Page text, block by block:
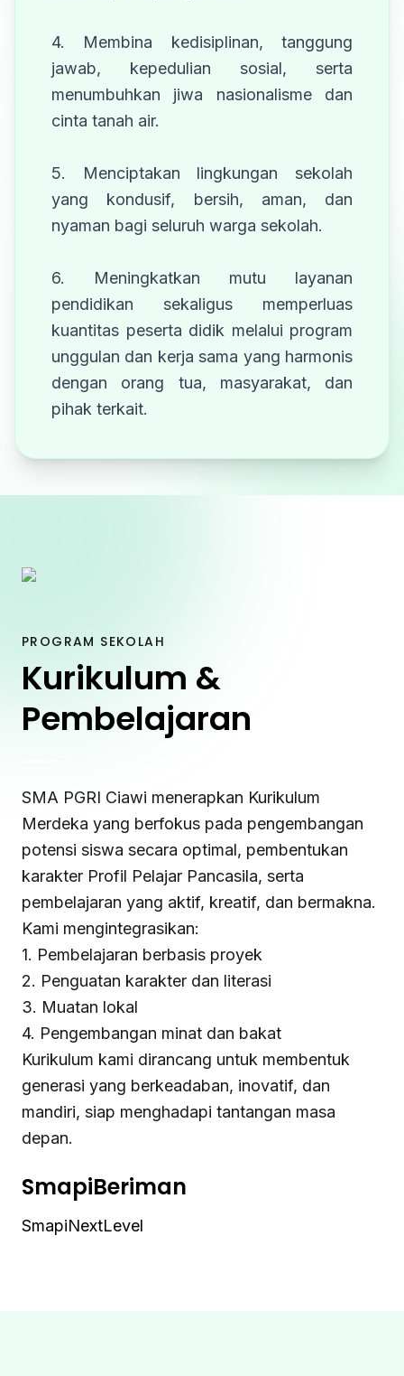
4. Membina kedisiplinan, tanggung
jawab, kepedulian sosial, serta
menumbuhkan jiwa nasionalisme dan
cinta tanah air.
5. Menciptakan lingkungan sekolah
yang kondusif, bersih, aman, dan
nyaman bagi seluruh warga sekolah.
6. Meningkatkan mutu layanan
pendidikan sekaligus memperluas
kuantitas peserta didik melalui program
unggulan dan kerja sama yang harmonis
dengan orang tua, masyarakat, dan
pihak terkait.
PROGRAM SEKOLAH
Kurikulum &
Pembelajaran
SMA PGRI Ciawi menerapkan Kurikulum
Merdeka yang berfokus pada pengembangan
potensi siswa secara optimal, pembentukan
karakter Profil Pelajar Pancasila, serta
pembelajaran yang aktif, kreatif, dan bermakna.
Kami mengintegrasikan:
1. Pembelajaran berbasis proyek
2. Penguatan karakter dan literasi
3. Muatan lokal
4. Pengembangan minat dan bakat
Kurikulum kami dirancang untuk membentuk
generasi yang berkeadaban, inovatif, dan
mandiri, siap menghadapi tantangan masa
depan.
SmapiBeriman
SmapiNextLevel